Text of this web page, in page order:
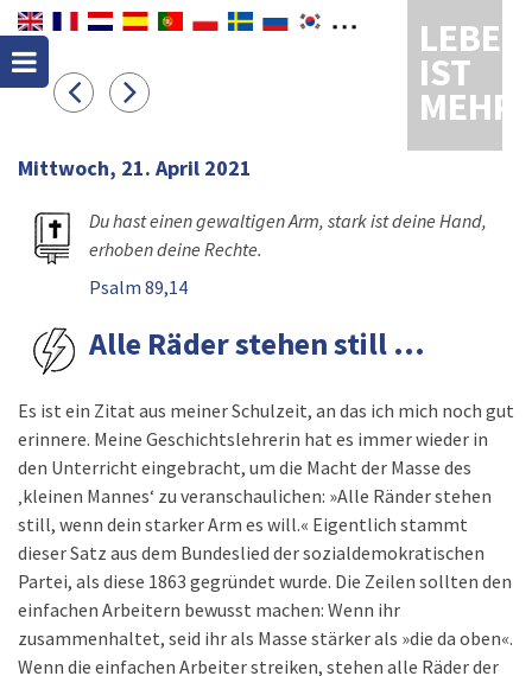
LEBEN
IST
MEHR
Mittwoch, 21. April 2021
Du hast einen gewaltigen Arm, stark ist deine Hand,
erhoben deine Rechte.
Psalm 89,14
Alle Räder stehen still ...
Es ist ein Zitat aus meiner Schulzeit, an das ich mich noch gut
erinnere. Meine Geschichtslehrerin hat es immer wieder in
den Unterricht eingebracht, um die Macht der Masse des
‚kleinen Mannes‘ zu veranschaulichen: »Alle Ränder stehen
still, wenn dein starker Arm es will.« Eigentlich stammt
dieser Satz aus dem Bundeslied der sozialdemokratischen
Partei, als diese 1863 gegründet wurde. Die Zeilen sollten den
einfachen Arbeitern bewusst machen: Wenn ihr
zusammenhaltet, seid ihr als Masse stärker als »die da oben«.
Wenn die einfachen Arbeiter streiken, stehen alle Räder der